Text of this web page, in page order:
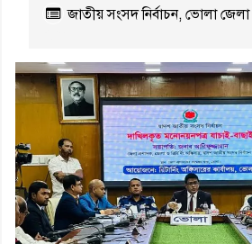
জাতীয় সংসদ নির্বাচন, ভোলা জেলা